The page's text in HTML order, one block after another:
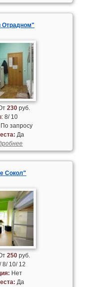
Отрадном"
230 руб.
: 8/ 10
По запросу
Да
Сокол"
250 руб.
8/ 10/ 12
Нет
Да